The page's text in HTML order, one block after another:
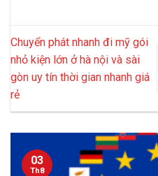
Chuyển phát nhanh đi mỹ gói
nhỏ kiện lớn ở hà nội và sài
gòn uy tín thời gian nhanh giá
rẻ
03
Th8